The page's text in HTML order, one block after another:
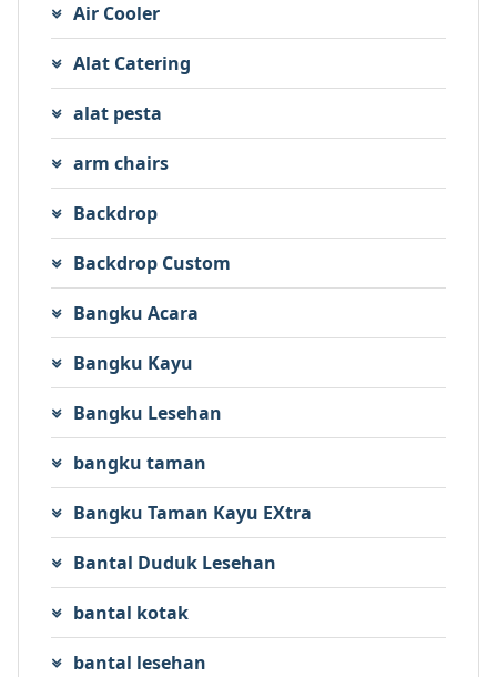
Air Cooler
Alat Catering
alat pesta
arm chairs
Backdrop
Backdrop Custom
Bangku Acara
Bangku Kayu
Bangku Lesehan
bangku taman
Bangku Taman Kayu EXtra
Bantal Duduk Lesehan
bantal kotak
bantal lesehan